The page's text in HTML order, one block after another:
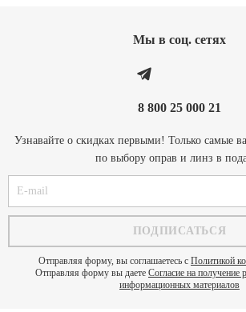
Мы в соц. cетях
8 800 25 000 21
Узнавайте о скидках первыми! Только самые
по выбору оправ и линз в
Отправляя форму, вы соглашаетесь с Политикой
Отправляя форму вы даете Согласие на получение
информационных материалов